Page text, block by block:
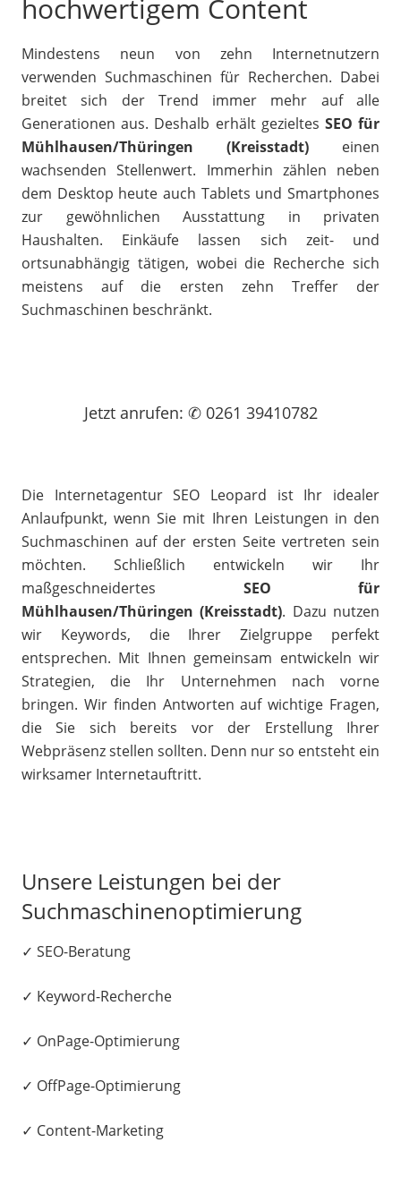
hochwertigem Content
Mindestens neun von zehn Internetnutzern
verwenden Suchmaschinen für Recherchen. Dabei
breitet sich der Trend immer mehr auf alle
Generationen aus. Deshalb erhält gezieltes SEO für
Mühlhausen/Thüringen (Kreisstadt) einen
wachsenden Stellenwert. Immerhin zählen neben
dem Desktop heute auch Tablets und Smartphones
zur gewöhnlichen Ausstattung in privaten
Haushalten. Einkäufe lassen sich zeit- und
ortsunabhängig tätigen, wobei die Recherche sich
meistens auf die ersten zehn Treffer der
Suchmaschinen beschränkt.
Jetzt anrufen: ✆ 0261 39410782
Die Internetagentur SEO Leopard ist Ihr idealer
Anlaufpunkt, wenn Sie mit Ihren Leistungen in den
Suchmaschinen auf der ersten Seite vertreten sein
möchten. Schließlich entwickeln wir Ihr
maßgeschneidertes SEO für
Mühlhausen/Thüringen (Kreisstadt). Dazu nutzen
wir Keywords, die Ihrer Zielgruppe perfekt
entsprechen. Mit Ihnen gemeinsam entwickeln wir
Strategien, die Ihr Unternehmen nach vorne
bringen. Wir finden Antworten auf wichtige Fragen,
die Sie sich bereits vor der Erstellung Ihrer
Webpräsenz stellen sollten. Denn nur so entsteht ein
wirksamer Internetauftritt.
Unsere Leistungen bei der
Suchmaschinenoptimierung
✓ SEO-Beratung
✓ Keyword-Recherche
✓ OnPage-Optimierung
✓ OffPage-Optimierung
✓ Content-Marketing